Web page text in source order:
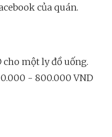
của quán.
cho một ly đồ uống.
- 800.000 VND